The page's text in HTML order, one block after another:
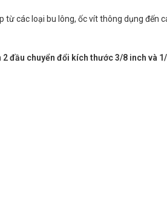
từ các loại bu lông, ốc vít thông dụng đến
2 đầu chuyển đổi kích thước 3/8 inch và